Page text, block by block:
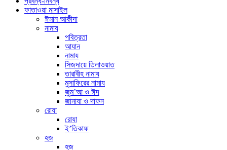
ফাতাওয়া মাসাইল
ঈমান আকীদা
নামায
পবিত্রতা
আযান
নামায
সিজদায়ে তিলাওয়াত
তারাবীহ নামায
মুসাফিরের নামায
জুম’আ ও ঈদ
জানাযা ও দাফন
রোযা
রোযা
ই’তিকাফ
হজ
হজ